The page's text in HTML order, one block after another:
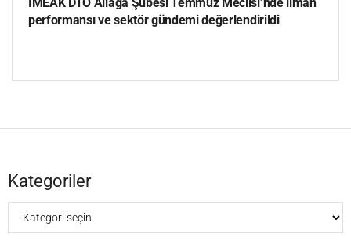
performansı ve sektör gündemi değerlendirildi
Kategoriler